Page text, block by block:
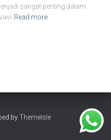
sangat penting dalam
Read more
byThemeIsle